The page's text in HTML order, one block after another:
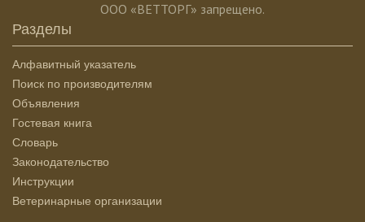
ООО «ВЕТТОРГ» запрещено.
Разделы
Алфавитный указатель
Поиск по производителям
Объявления
Гостевая книга
Словарь
Законодательство
Инструкции
Ветеринарные организации